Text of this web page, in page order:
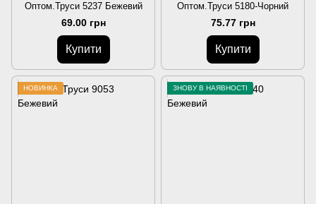
Оптом.Труси 5237 Бежевий
69.00 грн
Купити
Оптом.Труси 5180-Чорний
75.77 грн
Купити
НОВИНКА ЗНОВУ В НАЯВНОСТІ